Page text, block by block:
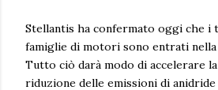
Stellantis ha confermato oggi che i
famiglie di motori sono entrati nella
Tutto ciò darà modo di accelerare
riduzione delle emissioni di anidride